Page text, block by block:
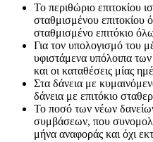
Το περιθώριο επιτοκίου
σταθμισμένου
σταθμισμένο επιτόκιο
Για τον υπολογισμό του
υφιστάμενα υπόλοιπα
και οι καταθέσεις μίας
Στα δάνεια με
δάνεια με επιτόκιο
Το ποσό των νέων
συμβάσεων, που
μήνα αναφοράς και όχι